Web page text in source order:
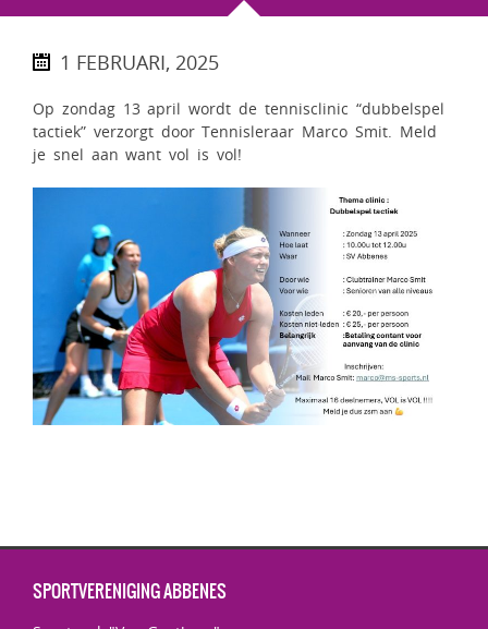
1 FEBRUARI, 2025
Op zondag 13 april wordt de tennisclinic “dubbelspel
tactiek” verzorgt door Tennisleraar Marco Smit. Meld
je snel aan want vol is vol!
SPORTVERENIGING ABBENES